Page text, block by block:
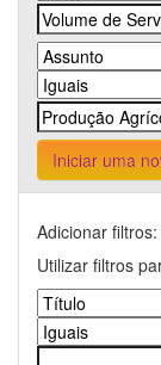
Iniciar uma
Adicionar filtros:
Utilizar filtros